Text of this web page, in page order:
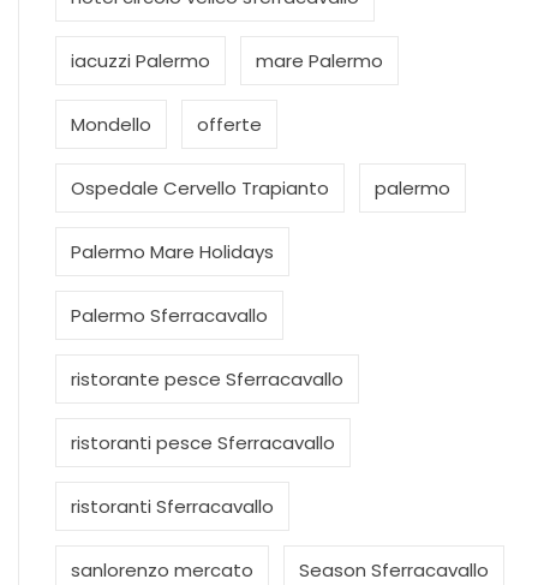
iacuzzi Palermo mare Palermo
Mondello offerte
Ospedale Cervello Trapianto palermo
Palermo Mare Holidays
Palermo Sferracavallo
ristorante pesce Sferracavallo
ristoranti pesce Sferracavallo
ristoranti Sferracavallo
sanlorenzo mercato Season Sferracavallo